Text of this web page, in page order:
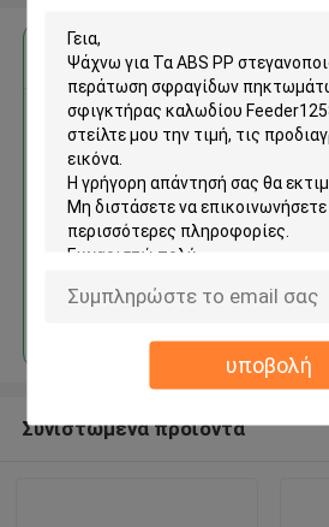
υποβολή
Αποκτήστε την
Τα ABS PP
περάτωση
πηκτωμάτων
σφιγκτήρας
Feeder1258
Να συνεχίσει
Συνιστώμενα προϊόντα